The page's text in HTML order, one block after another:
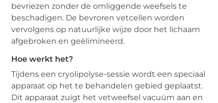
bevriezen zonder de omliggende weefsels te
beschadigen. De bevroren vetcellen worden
vervolgens op natuurlijke wijze door het lichaam
afgebroken en geëlimineerd.
Hoe werkt het?
Tijdens een cryolipolyse-sessie wordt een speciaal
apparaat op het te behandelen gebied geplaatst.
Dit apparaat zuigt het vetweefsel vacuüm aan en